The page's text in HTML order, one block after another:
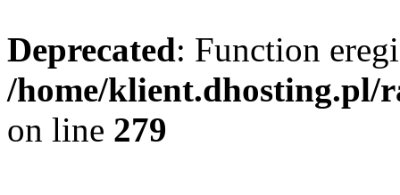
Deprecated: Function
/home/klient.dhosting.pl/
on line 279